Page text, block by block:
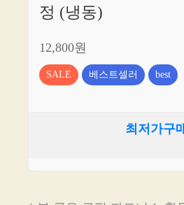
정 (냉동)
12,800원
SALE 베스트셀러 best
최저가구